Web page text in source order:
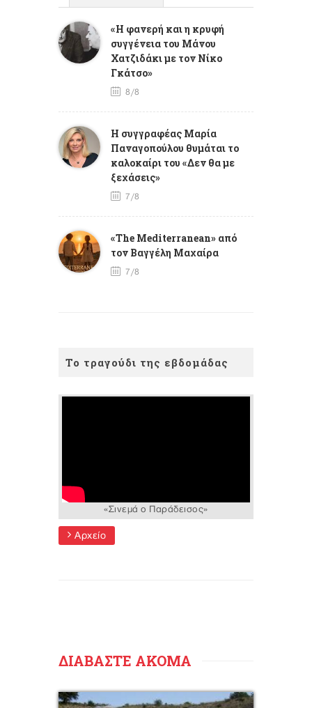
«Η φανερή και η κρυφή
συγγένεια του Μάνου
Χατζιδάκι με τον Νίκο
Γκάτσο»
8/8
Η συγγραφέας Μαρία
Παναγοπούλου θυμάται το
καλοκαίρι του «Δεν θα με
ξεχάσεις»
7/8
«The Mediterranean» από
τον Βαγγέλη Μαχαίρα
7/8
Το τραγούδι της εβδομάδας
«Σινεμά ο Παράδεισος»
Αρχείο
ΔΙΑΒΑΣΤΕ ΑΚΟΜΑ